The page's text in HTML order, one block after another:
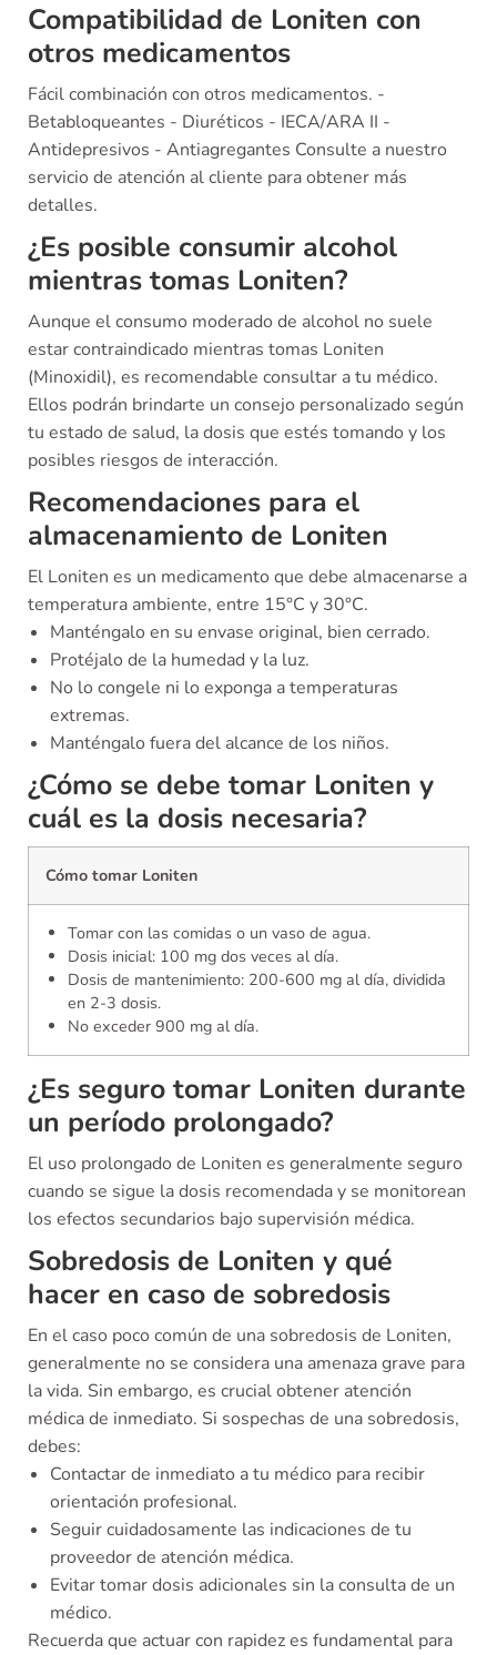
Compatibilidad de Loniten con
otros medicamentos
Fácil combinación con otros medicamentos. -
Betabloqueantes - Diuréticos - IECA/ARA II -
Antidepresivos - Antiagregantes Consulte a nuestro
servicio de atención al cliente para obtener más
detalles.
¿Es posible consumir alcohol
mientras tomas Loniten?
Aunque el consumo moderado de alcohol no suele
estar contraindicado mientras tomas Loniten
(Minoxidil), es recomendable consultar a tu médico.
Ellos podrán brindarte un consejo personalizado según
tu estado de salud, la dosis que estés tomando y los
posibles riesgos de interacción.
Recomendaciones para el
almacenamiento de Loniten
El Loniten es un medicamento que debe almacenarse a
temperatura ambiente, entre 15°C y 30°C.
Manténgalo en su envase original, bien cerrado.
Protéjalo de la humedad y la luz.
No lo congele ni lo exponga a temperaturas
extremas.
Manténgalo fuera del alcance de los niños.
¿Cómo se debe tomar Loniten y
cuál es la dosis necesaria?
Cómo tomar Loniten
Tomar con las comidas o un vaso de agua.
Dosis inicial: 100 mg dos veces al día.
Dosis de mantenimiento: 200-600 mg al día, dividida
en 2-3 dosis.
No exceder 900 mg al día.
¿Es seguro tomar Loniten durante
un período prolongado?
El uso prolongado de Loniten es generalmente seguro
cuando se sigue la dosis recomendada y se monitorean
los efectos secundarios bajo supervisión médica.
Sobredosis de Loniten y qué
hacer en caso de sobredosis
En el caso poco común de una sobredosis de Loniten,
generalmente no se considera una amenaza grave para
la vida. Sin embargo, es crucial obtener atención
médica de inmediato. Si sospechas de una sobredosis,
debes:
Contactar de inmediato a tu médico para recibir
orientación profesional.
Seguir cuidadosamente las indicaciones de tu
proveedor de atención médica.
Evitar tomar dosis adicionales sin la consulta de un
médico.
Recuerda que actuar con rapidez es fundamental para